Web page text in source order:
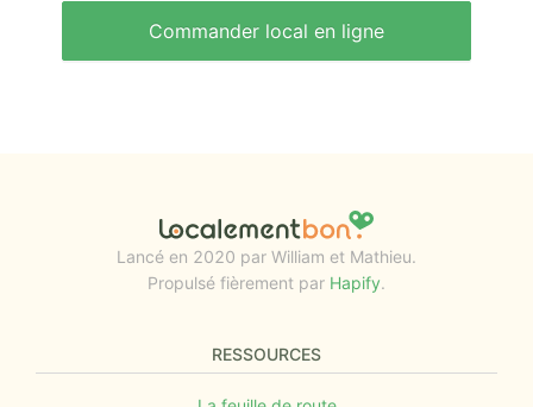
Commander local en ligne
Lancé en 2020 par William et Mathieu.
Propulsé fièrement par Hapify.
RESSOURCES